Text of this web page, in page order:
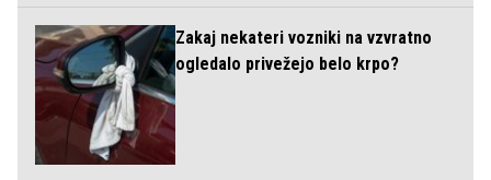
Zakaj nekateri vozniki na vzvratno
ogledalo privežejo belo krpo?